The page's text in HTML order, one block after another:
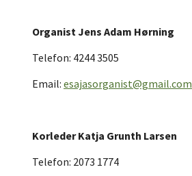
Organist Jens Adam Hørning
Telefon: 4244 3505
Email: esajasorganist@gmail.com
Korleder Katja Grunth Larsen
Telefon: 2073 1774